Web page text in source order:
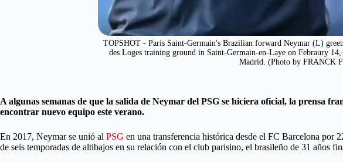
TOPSHOT - Paris Saint-Germain's Brazilian forward Neymar (L)
des Loges training ground in Saint-Germain-en-Laye on Febraury
Madrid. (Photo by FRANCK
A algunas semanas de que la salida de Neymar del PSG se hiciera oficial, la prensa
encontrar nuevo equipo este verano.
En 2017, Neymar se unió al PSG en una transferencia histórica desde el FC Barcelona por
de seis temporadas de altibajos en su relación con el club parisino, el brasileño de 31